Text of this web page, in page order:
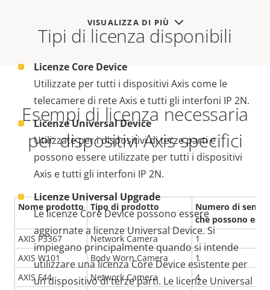
VISUALIZZA DI PIÙ
Tipi di licenza disponibili
Licenze Core Device
Utilizzate per tutti i dispositivi Axis come le
telecamere di rete Axis e tutti gli interfoni IP 2N.
Licenze Universal Device
Utilizzate per i dispositivi di terze parti e
possono essere utilizzate per tutti i dispositivi
Axis e tutti gli interfoni IP 2N.
Licenze Universal Upgrade
Le licenze Core Device possono essere
aggiornate a licenze Universal Device. Si
impiegano principalmente quando si intende
utilizzare una licenza Core Device esistente per
un dispositivo di terze parti. Le licenze Universal
Esempi di licenza necessaria
per dispositivi Axis specifici
Nome prodotto Tipo di prodotto
Numero di
che possono
AXIS P3367
Network Camera
1
AXIS W101
Body Worn Camera
1
AXIS F44
Network Camera
4